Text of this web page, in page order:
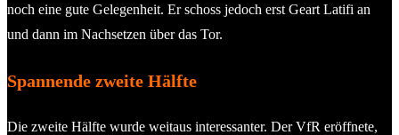
noch eine gute Gelegenheit. Er schoss jedoch erst Geart Latifi an
und dann im Nachsetzen über das Tor.
Spannende zweite Hälfte
Die zweite Hälfte wurde weitaus interessanter. Der VfR eröffnete,